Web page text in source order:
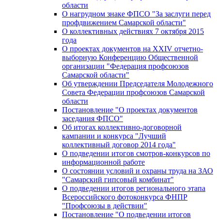
области
О нагрудном знаке ФПСО "За заслуги перед
профдвижением Самарской области"
О коллективных действиях 7 октября 2015
года
О проектах документов на XXIV отчетно-
выборную Конференцию Общественной
организации "Федерация профсоюзов
Самарской области"
Об утверждении Председателя Молодежного
Совета Федерации профсоюзов Самарской
области
Постановление "О проектах документов
заседания ФПСО"
Об итогах коллективно-договорной
кампании и конкурса "Лучший
коллективный договор 2014 года"
О подведении итогов смотров-конкурсов по
информационной работе
О состоянии условий и охраны труда на ЗАО
"Самарский гипсовый комбинат"
О подведении итогов регионального этапа
Всероссийского фотоконкурса ФНПР
"Профсоюзы в действии"
Постановление "О подведении итогов